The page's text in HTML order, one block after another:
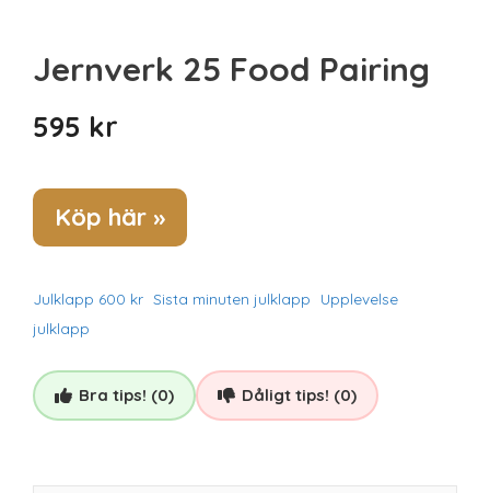
Jernverk 25 Food Pairing
595 kr
Köp här »
Julklapp 600 kr Sista minuten julklapp
Upplevelse
julklapp
Bra tips! (0) Dåligt tips! (0)